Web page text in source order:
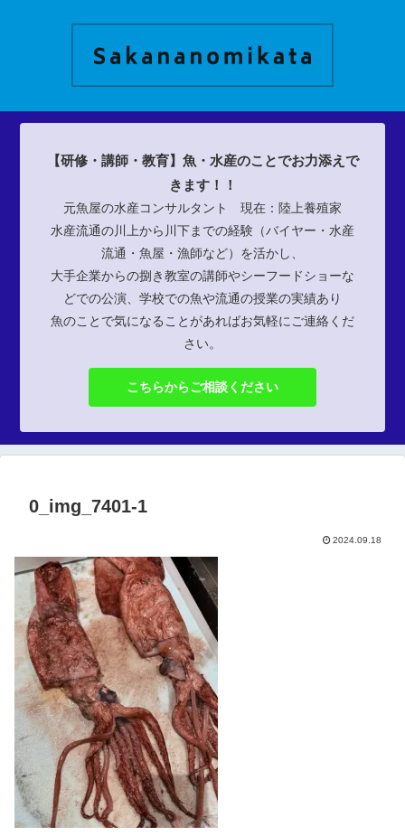
【研修・講師・教育】魚・水産のことでお力添えで
きます！！
元魚屋の水産コンサルタント 現在：陸上養殖家
水産流通の川上から川下までの経験（バイヤー・水産
流通・魚屋・漁師など）を活かし、
大手企業からの捌き教室の講師やシーフードショーな
どでの公演、学校での魚や流通の授業の実績あり
魚のことで気になることがあればお気軽にご連絡くだ
さい。
こちらからご相談ください
0_img_7401-1
2024.09.18